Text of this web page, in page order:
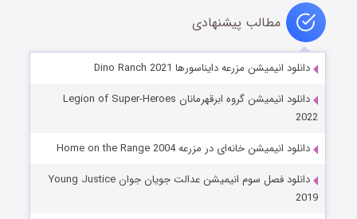
مطالب پیشنهادی
دانلود انیمیشن مزرعه دایناسورها Dino Ranch 2021
دانلود انیمیشن گروه ابرقهرمانان Legion of Super-Heroes
2022
دانلود انیمیشن خانه‌ای در مزرعه Home on the Range 2004
دانلود فصل سوم انیمیشن عدالت جویان جوان Young Justice
2019